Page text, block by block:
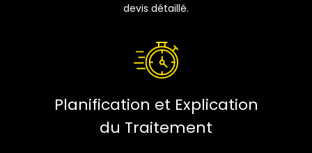
devis détaillé.
Planification et Explication
du Traitement